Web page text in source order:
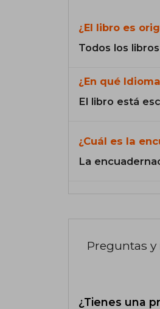
¿El libro es
Todos los
¿En qué
El libro está
¿Cuál es la
La
Preguntas y
¿Tienes una